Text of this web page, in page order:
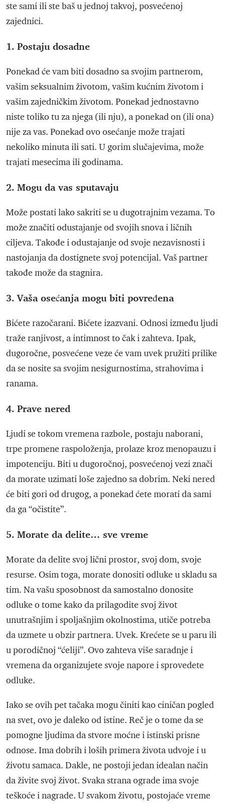
ste sami ili ste baš u jednoj takvoj, posvećenoj
zajednici.
1. Postaju dosadne
Ponekad će vam biti dosadno sa svojim partnerom,
vašim seksualnim životom, vašim kućnim životom i
vašim zajedničkim životom. Ponekad jednostavno
niste toliko tu za njega (ili nju), a ponekad on (ili ona)
nije za vas. Ponekad ovo osećanje može trajati
nekoliko minuta ili sati. U gorim slučajevima, može
trajati mesecima ili godinama.
2. Mogu da vas sputavaju
Može postati lako sakriti se u dugotrajnim vezama. To
može značiti odustajanje od svojih snova i ličnih
ciljeva. Takođe i odustajanje od svoje nezavisnosti i
nastojanja da dostignete svoj potencijal. Vaš partner
takođe može da stagnira.
3. Vaša osećanja mogu biti povređena
Bićete razočarani. Bićete izazvani. Odnosi između ljudi
traže ranjivost, a intimnost to čak i zahteva. Ipak,
dugoročne, posvećene veze će vam uvek pružiti prilike
da se nosite sa svojim nesigurnostima, strahovima i
ranama.
4. Prave nered
Ljudi se tokom vremena razbole, postaju naborani,
trpe promene raspoloženja, prolaze kroz menopauzu i
impotenciju. Biti u dugoročnoj, posvećenoj vezi znači
da morate uzimati loše zajedno sa dobrim. Neki nered
će biti gori od drugog, a ponekad ćete morati da sami
da ga “očistite”.
5. Morate da delite… sve vreme
Morate da delite svoj lični prostor, svoj dom, svoje
resurse. Osim toga, morate donositi odluke u skladu sa
tim. Na vašu sposobnost da samostalno donosite
odluke o tome kako da prilagodite svoj život
unutrašnjim i spoljašnjim okolnostima, utiče potreba
da uzmete u obzir partnera. Uvek. Krećete se u paru ili
u porodičnoj “ćeliji”. Ovo zahteva više saradnje i
vremena da organizujete svoje napore i sprovedete
odluke.
Iako se ovih pet tačaka mogu činiti kao ciničan pogled
na svet, ovo je daleko od istine. Reč je o tome da se
pomogne ljudima da stvore moćne i istinski prisne
odnose. Ima dobrih i loših primera života udvoje i u
životu samaca. Dakle, ne postoji jedan idealan način
da živite svoj život. Svaka strana ograde ima svoje
teškoće i nagrade. U svakom životu, postojaće vreme